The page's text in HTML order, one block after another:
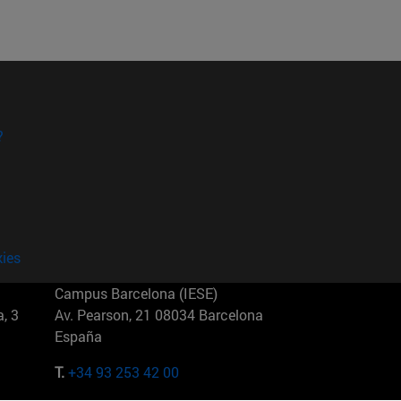
3
Campus Barcelona (IESE)
Av. Pearson, 21 08034 Barcelona
España
T.+34 93 253 42 00